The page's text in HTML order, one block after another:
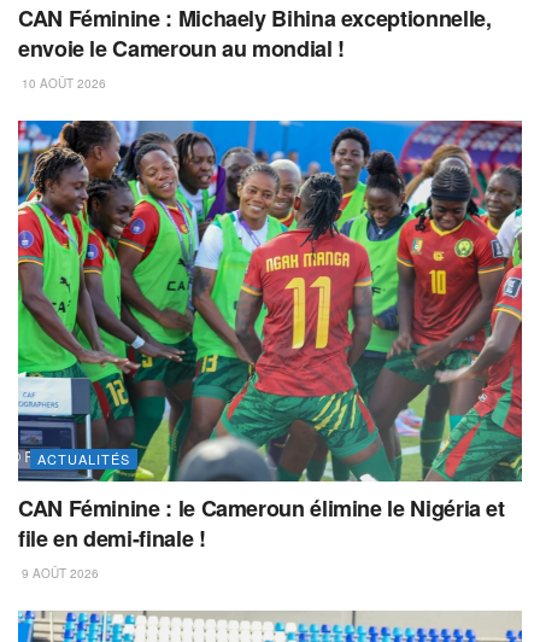
CAN Féminine : Michaely Bihina exceptionnelle,
envoie le Cameroun au mondial !
10 AOÛT 2026
ACTUALITÉS
CAN Féminine : le Cameroun élimine le Nigéria et
file en demi-finale !
9 AOÛT 2026